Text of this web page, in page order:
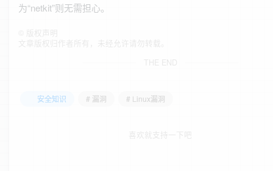
为“netkit”则无需担心。
安全知识 # 漏洞 # Linux漏洞